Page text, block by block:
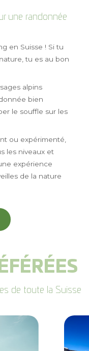
une randonnée
en Suisse ! Si tu
tu es au bon
alpins
bien
le souffle sur les
ou expérimenté,
les niveaux et
expérience
de la nature
de toute la Suisse